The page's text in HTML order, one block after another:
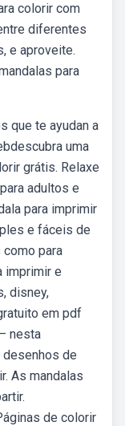
colorir com
diferentes
e aproveite.
para
que te ayudan a
uma
grátis. Relaxe
adultos e
para imprimir
e fáceis de
para
imprimir e
disney,
em pdf
nesta
de
As mandalas
de colorir